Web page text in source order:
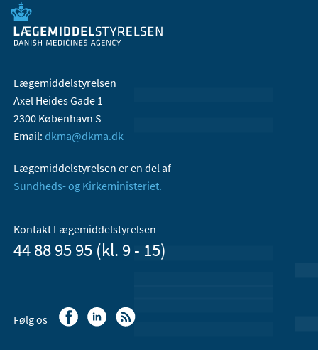
Lægemiddelstyrelsen
Axel Heides Gade 1
2300 København S
Email: dkma@dkma.dk
Lægemiddelstyrelsen er en del af
Sundheds- og Kirkeministeriet.
Kontakt Lægemiddelstyrelsen
44 88 95 95 (kl. 9 - 15)
Følg os